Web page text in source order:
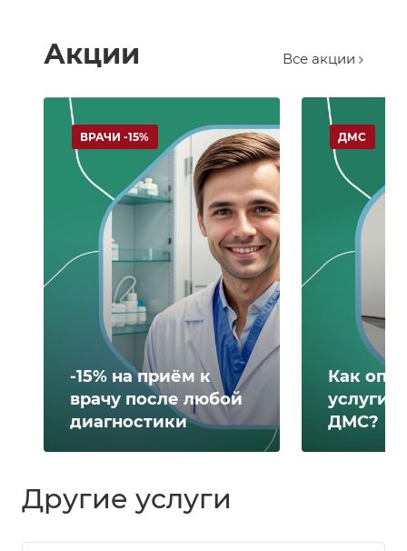
Акции Все акции
-15% на приём к
врачу после любой
диагностики
ВРАЧИ -15%
Как
услуги
ДМС?
ДМС
Другие услуги